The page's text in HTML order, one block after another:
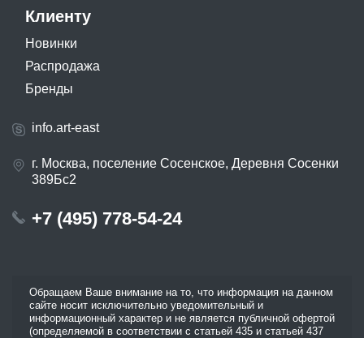
Клиенту
Новинки
Распродажа
Бренды
info.art-east
г. Москва, поселение Сосенское, Деревня Сосенки
389Бс2
+7 (495) 778-54-24
Обращаем Ваше внимание на то, что информация на данном
сайте носит исключительно уведомительный и
информационный характер и не является публичной офертой
(определяемой в соответствии с статьей 435 и статьей 437